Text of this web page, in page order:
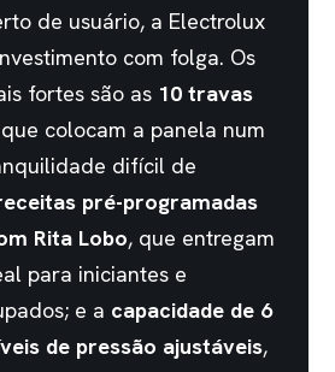
de usuário, a Electrolux
com folga. Os
fortes são as 10 travas
colocam a panela num
difícil de
pré-programadas
Rita Lobo, que entregam
para iniciantes e
e a capacidade de 6
de pressão ajustáveis,